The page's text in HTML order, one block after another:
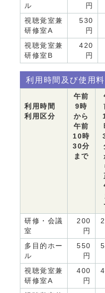
ル
円
視聴覚室兼
研修室A
530
円
視聴覚室兼
研修室B
420
円
利用時間及び使用
利用時間
利用区分
午前
9時
から
午前
10時
30分
まで
研修・会議
室
200
円
多目的ホー
ル
550
円
視聴覚室兼
研修室A
400
円